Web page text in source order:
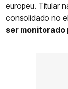
europeu. Titular
consolidado no
ser monitorado